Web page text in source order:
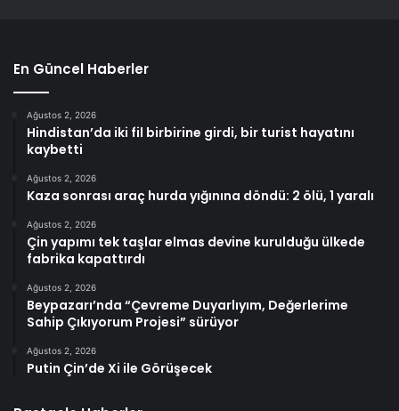
En Güncel Haberler
Ağustos 2, 2026
Hindistan’da iki fil birbirine girdi, bir turist hayatını
kaybetti
Ağustos 2, 2026
Kaza sonrası araç hurda yığınına döndü: 2 ölü, 1 yaralı
Ağustos 2, 2026
Çin yapımı tek taşlar elmas devine kurulduğu ülkede
fabrika kapattırdı
Ağustos 2, 2026
Beypazarı’nda “Çevreme Duyarlıyım, Değerlerime
Sahip Çıkıyorum Projesi” sürüyor
Ağustos 2, 2026
Putin Çin’de Xi ile Görüşecek